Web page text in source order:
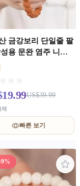
금강보리 단일줄 팔
용 문완 염주 니치
이잉 팔찌
US$39.99
제
빠른 보기